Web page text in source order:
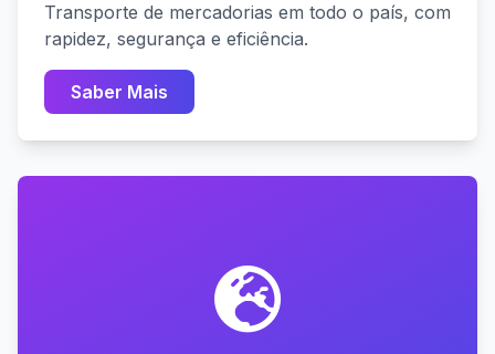
Transporte de mercadorias em todo o país, com
rapidez, segurança e eficiência.
Saber Mais